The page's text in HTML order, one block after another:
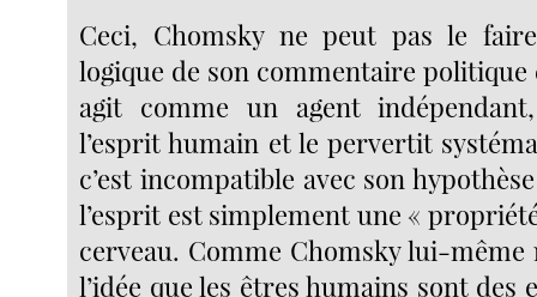
Ceci, Chomsky ne peut pas le
logique de son commentaire politique
agit comme un agent
l’esprit humain et le pervertit
c’est incompatible avec son
l’esprit est simplement une «
cerveau. Comme Chomsky lui-même
l’idée que les êtres humains sont des